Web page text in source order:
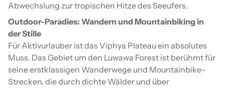
Abwechslung zur tropischen Hitze des Seeufers.
Outdoor-Paradies: Wandern und Mountainbiking in
der Stille
Für Aktivurlauber ist das Viphya Plateau ein absolutes
Muss. Das Gebiet um den Luwawa Forest ist berühmt für
seine erstklassigen Wanderwege und Mountainbike-
Strecken, die durch dichte Wälder und über